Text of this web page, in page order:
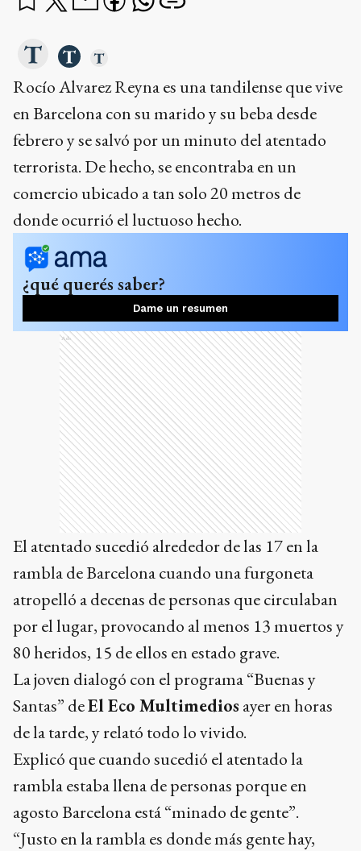
Rocío Alvarez Reyna es una tandilense que vive
en Barcelona con su marido y su beba desde
febrero y se salvó por un minuto del atentado
terrorista. De hecho, se encontraba en un
comercio ubicado a tan solo 20 metros de
donde ocurrió el luctuoso hecho.
¿qué querés saber?
Dame un resumen
Ads
El atentado sucedió alrededor de las 17 en la
rambla de Barcelona cuando una furgoneta
atropelló a decenas de personas que circulaban
por el lugar, provocando al menos 13 muertos y
80 heridos, 15 de ellos en estado grave.
La joven dialogó con el programa “Buenas y
Santas” deEl Eco Multimedios ayer en horas
de la tarde, y relató todo lo vivido.
Explicó que cuando sucedió el atentado la
rambla estaba llena de personas porque en
agosto Barcelona está “minado de gente”.
“Justo en la rambla es donde más gente hay,